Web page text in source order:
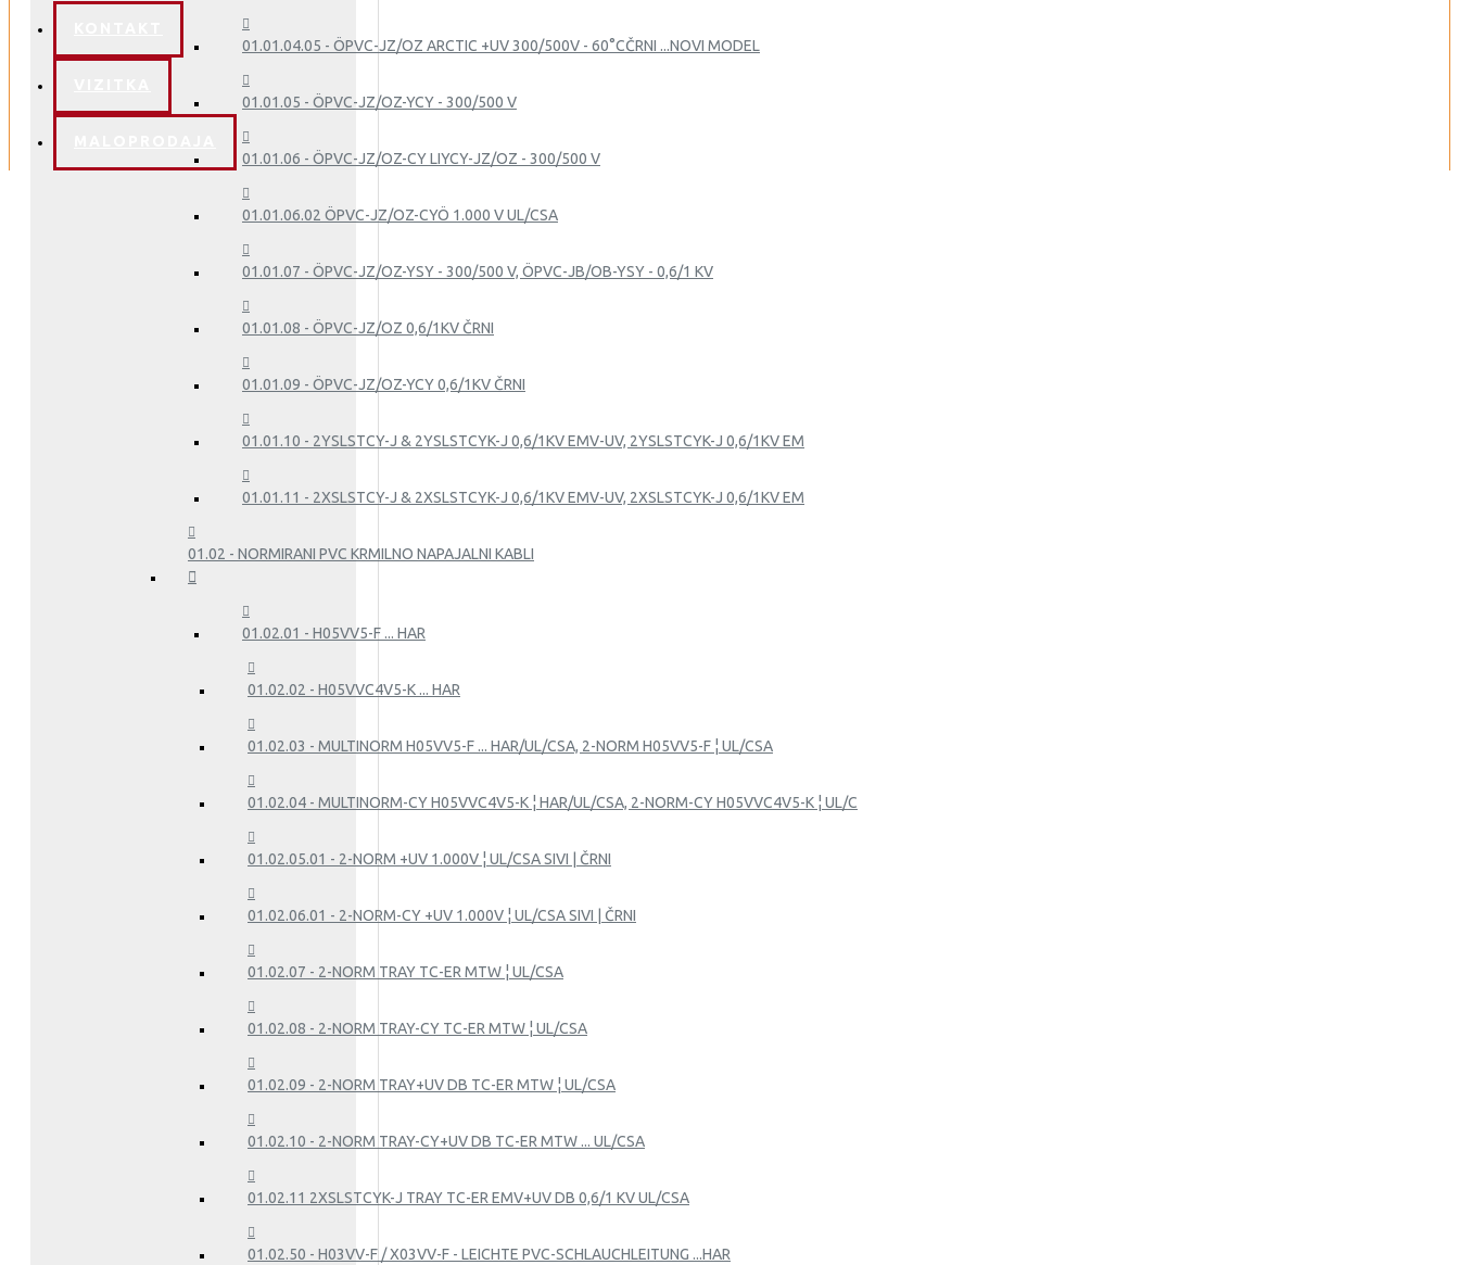
01.01.04.05 - ÖPVC-JZ/OZ ARCTIC +UV 300/500V - 60°CČRNI ...NOVI MODEL
01.01.05 - ÖPVC-JZ/OZ-YCY - 300/500 V
01.01.06 - ÖPVC-JZ/OZ-CY LIYCY-JZ/OZ - 300/500 V
01.01.06.02 ÖPVC-JZ/OZ-CYÖ 1.000 V UL/CSA
01.01.07 - ÖPVC-JZ/OZ-YSY - 300/500 V, ÖPVC-JB/OB-YSY - 0,6/1 KV
01.01.08 - ÖPVC-JZ/OZ 0,6/1KV ČRNI
01.01.09 - ÖPVC-JZ/OZ-YCY 0,6/1KV ČRNI
01.01.10 - 2YSLSTCY-J & 2YSLSTCYK-J 0,6/1KV EMV-UV, 2YSLSTCYK-J 0,6/1KV EM
01.01.11 - 2XSLSTCY-J & 2XSLSTCYK-J 0,6/1KV EMV-UV, 2XSLSTCYK-J 0,6/1KV EM
01.02 - NORMIRANI PVC KRMILNO NAPAJALNI KABLI
01.02.01 - H05VV5-F ... HAR
01.02.02 - H05VVC4V5-K ... HAR
01.02.03 - MULTINORM H05VV5-F ... HAR/UL/CSA, 2-NORM H05VV5-F ¦ UL/CSA
01.02.04 - MULTINORM-CY H05VVC4V5-K ¦ HAR/UL/CSA, 2-NORM-CY H05VVC4V5-K ¦ UL/C
01.02.05.01 - 2-NORM +UV 1.000V ¦ UL/CSA SIVI | ČRNI
01.02.06.01 - 2-NORM-CY +UV 1.000V ¦ UL/CSA SIVI | ČRNI
01.02.07 - 2-NORM TRAY TC-ER MTW ¦ UL/CSA
01.02.08 - 2-NORM TRAY-CY TC-ER MTW ¦ UL/CSA
01.02.09 - 2-NORM TRAY+UV DB TC-ER MTW ¦ UL/CSA
01.02.10 - 2-NORM TRAY-CY+UV DB TC-ER MTW ... UL/CSA
01.02.11 2XSLSTCYK-J TRAY TC-ER EMV+UV DB 0,6/1 KV UL/CSA
01.02.50 - H03VV-F / X03VV-F - LEICHTE PVC-SCHLAUCHLEITUNG ...HAR